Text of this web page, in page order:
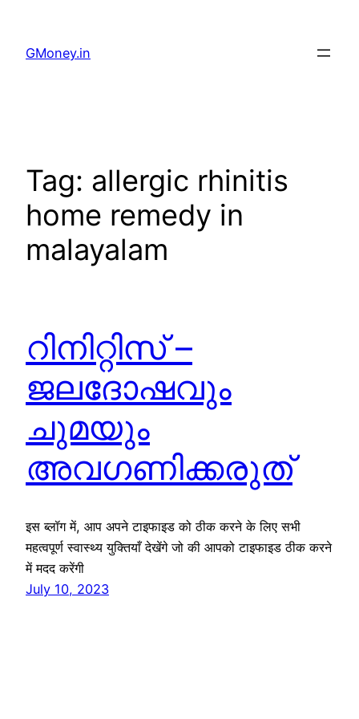
GMoney.in
Tag: allergic rhinitis
home remedy in
malayalam
റിനിറ്റിസ് –
ജലദോഷവും
ചുമയും
അവഗണിക്കരുത്
इस ब्लॉग में, आप अपने टाइफाइड को ठीक करने के लिए सभी
महत्वपूर्ण स्वास्थ्य युक्तियाँ देखेंगे जो की आपको टाइफाइड ठीक करने
में मदद करेंगी
July 10, 2023